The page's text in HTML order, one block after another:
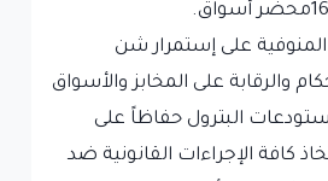
على إستمرار شن
والرقابة على المخابز والأسواق
البترول حفاظاً على
كافة الإجراءات القانونية ضد